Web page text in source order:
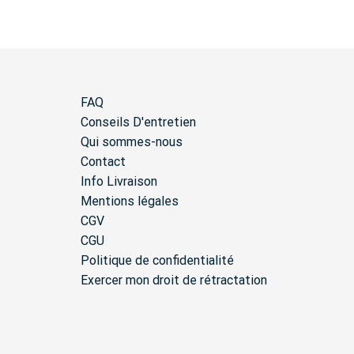
FAQ
Conseils D'entretien
Qui sommes-nous
Contact
Info Livraison
Mentions légales
CGV
CGU
Politique de confidentialité
Exercer mon droit de rétractation